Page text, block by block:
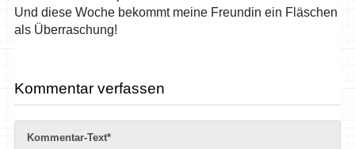
Und diese Woche bekommt meine Freundin ein Fläschen
als Überraschung!
Kommentar verfassen